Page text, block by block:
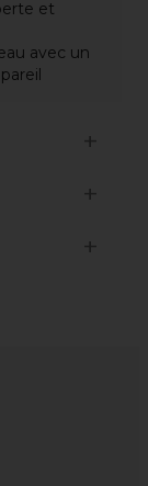
et
avec un